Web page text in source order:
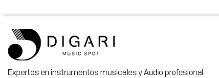
Expertos en instrumentos musicales y Audio profesional